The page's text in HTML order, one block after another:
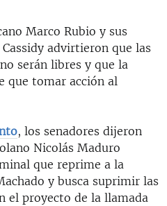
AMÉRICA LATINA
Marco Rubio y sus
advirtieron que las
serán libres y que la
que tomar acción al
, los senadores dijeron
Nicolás Maduro
que reprime a la
y busca suprimir las
el proyecto de la llamada